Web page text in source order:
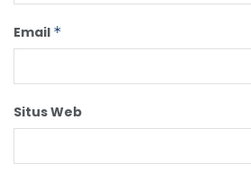
Email *
Situs Web